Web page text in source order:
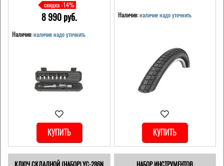
скидка -14%
8 990 pуб.
Наличие:наличие надо уточнить
КУПИТЬ
Наличие: наличие надо уточнить
КУПИТЬ